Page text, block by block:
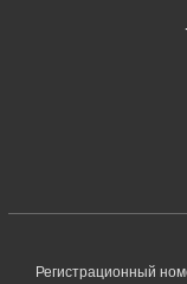
Регистрационный